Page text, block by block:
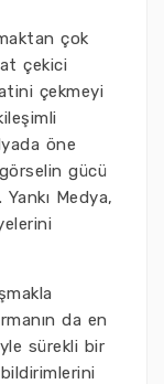
çok
çekici
çekmeyi
öne
gücü
Medya,
da en
sürekli bir